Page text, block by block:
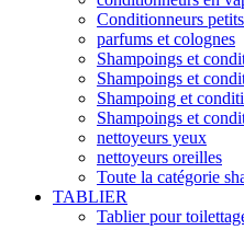
Conditionneurs
parfums et colognes
Shampoings et
Shampoings et
Shampoing et
Shampoings et
nettoyeurs yeux
nettoyeurs oreilles
Toute la catégorie
TABLIER
Tablier pour